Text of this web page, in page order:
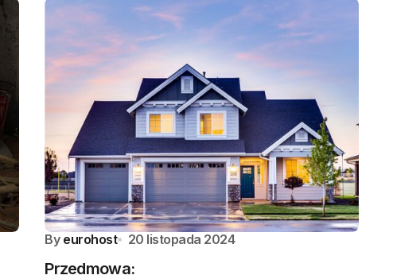
By eurohost 20 listopada 2024
Przedmowa: